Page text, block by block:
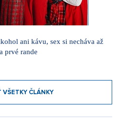
ani kávu, sex si necháva až
prvé rande
ČLÁNKY